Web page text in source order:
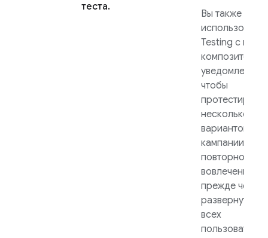
теста.
Вы также
использовать
Testing с
композитора
уведомлений,
чтобы
несколько
вариантов
кампании
повторного
вовлечения,
прежде чем
развернуть
всех